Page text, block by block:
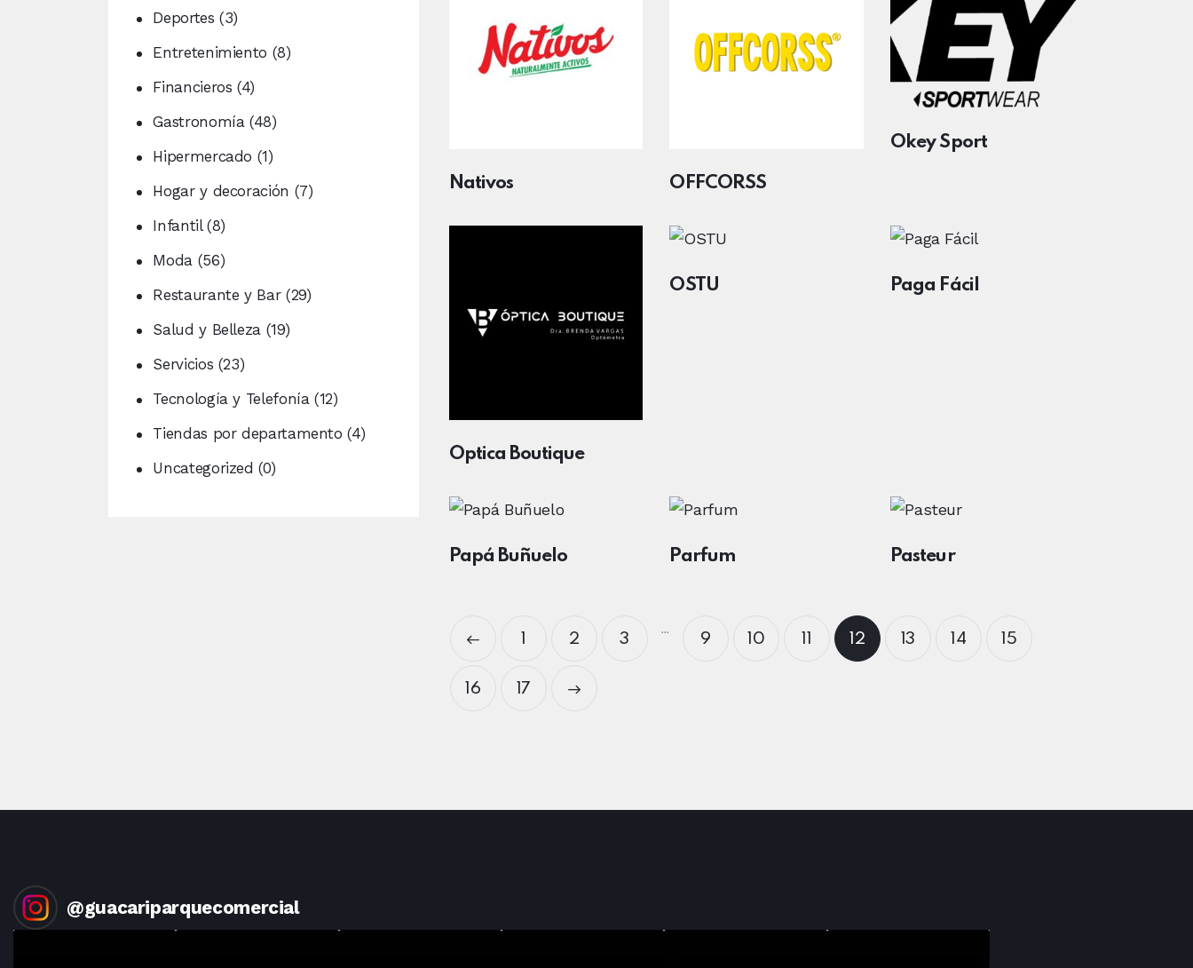
Nativos OFFCORSS
Okey Sport
Óptica Boutique
OSTU Paga Fácil
Papá Buñuelo Parfum Pasteur
1 2 3
…
9 10 11 12 13 14 15
16 17
→
Deportes (3)
Entretenimiento (8)
Financieros (4)
Gastronomía (48)
Hipermercado (1)
Hogar y decoración (7)
Infantil (8)
Moda (56)
Restaurante y Bar (29)
Salud y Belleza (19)
Servicios (23)
Tecnología y Telefonía (12)
Tiendas por departamento (4)
Uncategorized (0)
@guacariparquecomercial